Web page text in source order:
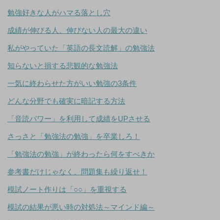
勉強好きな人がハマる落とし穴
成績が伸びる人、伸びない人の最大の違い
私がやっていた「英語の長文読解」の勉強法
知らないと損する悲観的な勉強法
一気に終わらせた方がいい勉強の3条件
どんな分野でも確実に暗記する方法
「音読パワー」を利用して成績をUPさせる
さっさと「勉強法の勉強」を卒業しろ！
「勉強法の勉強」が終わったら何をすべきか
参考書だけじゃなく、問題集も繰り返せ！
模試ノート作りは「○○」を重視する
模試の結果が悪い時の対処法～マインド編～